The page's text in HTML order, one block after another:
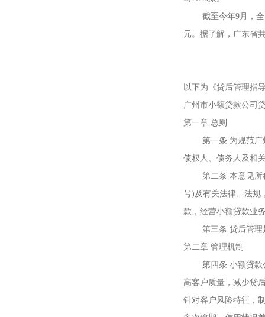
截至今年9月，全国
元。据了解，广东省
以下为《贷后管理指
广州市小额贷款公司
第一章 总则
第一条 为规范广州
债权人、债务人及相
第二条 本意见所称
号)及有关法律、法规
款，经营小额贷款业
第三条 贷后管理是
第二章 管理机制
第四条 小额贷款公
高客户质量，减少贷
针对客户风险特征，